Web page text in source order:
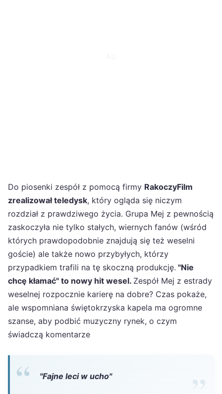
Do piosenki zespół z pomocą firmy RakoczyFilm
zrealizował teledysk, który ogląda się niczym
rozdział z prawdziwego życia. Grupa Mej z pewnością
zaskoczyła nie tylko stałych, wiernych fanów (wśród
których prawdopodobnie znajdują się też weselni
goście) ale także nowo przybyłych, którzy
przypadkiem trafili na tę skoczną produkcję. "Nie
chcę kłamać" to nowy hit wesel. Zespół Mej z estrady
weselnej rozpocznie karierę na dobre? Czas pokaże,
ale wspomniana świętokrzyska kapela ma ogromne
szanse, aby podbić muzyczny rynek, o czym
świadczą komentarze
"Fajne leci w ucho"